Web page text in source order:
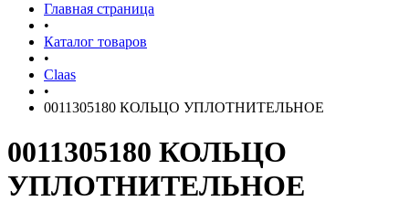
Главная страница
•
Каталог товаров
•
Claas
•
0011305180 КОЛЬЦО УПЛОТНИТЕЛЬНОЕ
0011305180 КОЛЬЦО
УПЛОТНИТЕЛЬНОЕ